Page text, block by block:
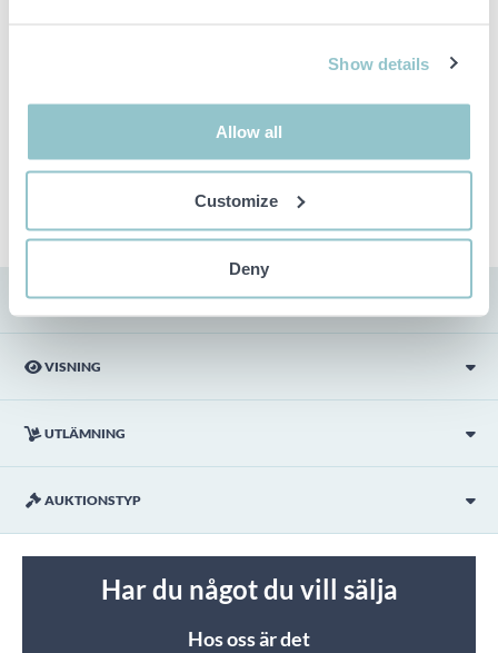
Show details
Allow all
Customize
Deny
FRAKT
VISNING
UTLÄMNING
AUKTIONSTYP
beskrivs under sektionen Anmärkningar i beskrivningen på
Objektet är EJ TESTAT av auktionsfirman om inget annat sägs
i objektsbeskrivningen. Objektsbeskrivningen är framtagen
efter bästa möjliga förmåga men är ej bindande i detalj.
OBS! Eventuell pall och palltillbehör som syns på bilden
Har du något du vill sälja
Hos oss är det